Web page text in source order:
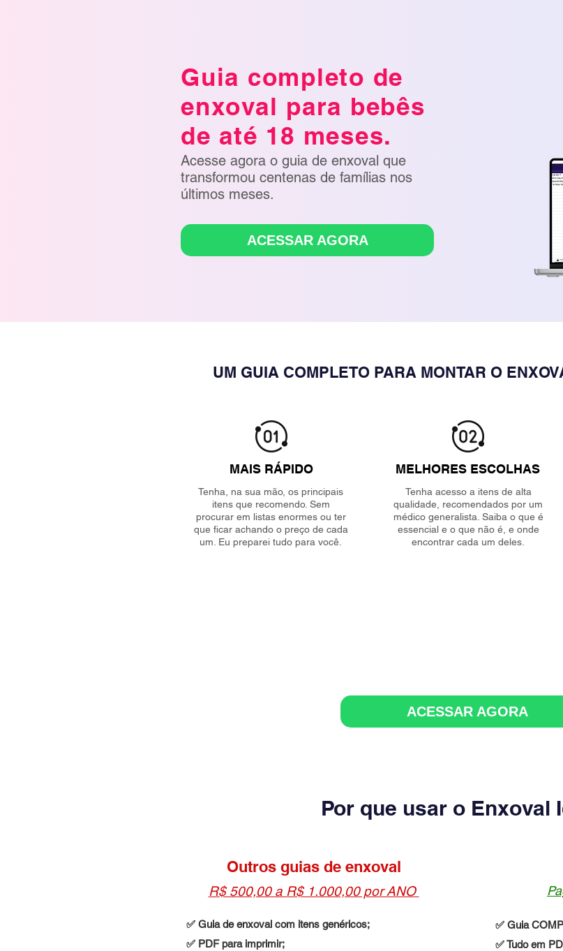
Guia completo de
enxoval para bebês
de até 18 meses.
Acesse agora o guia de enxoval que
transformou centenas de famílias nos
últimos meses.
ACESSAR AGORA
UM GUIA COMPLETO PARA MONTAR O
MAIS RÁPIDO
Tenha, na sua mão, os principais
itens que recomendo. Sem
procurar em listas enormes ou ter
que ficar achando o preço de cada
um. Eu preparei tudo para você.
MELHORES ESCOLHAS
Tenha acesso a itens de alta
qualidade, recomendados por um
médico generalista. Saiba o que é
essencial e o que não é, e onde
encontrar cada um deles.
ACESSAR AGORA
Por que usar o Enxoval
Outros guias de enxoval
R$ 500,00 a R$ 1.000,00 por ANO
✅ Guia de enxoval com itens genéricos;
✅ PDF para imprimir;
✅ Guia
✅ Tudo em